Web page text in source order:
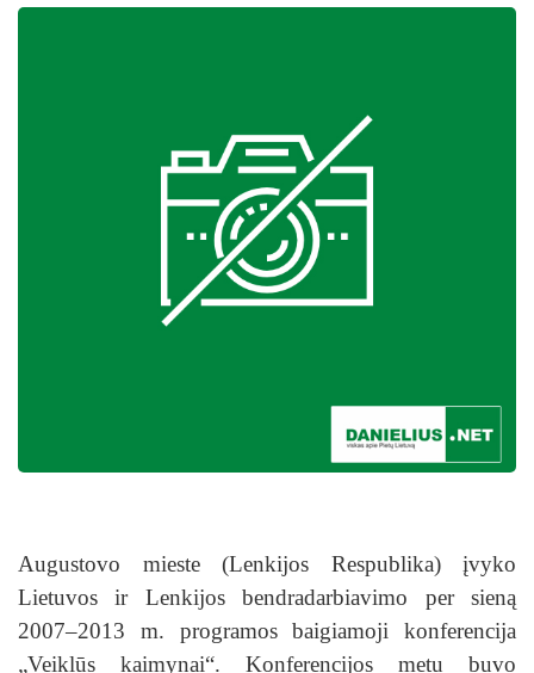
Augustovo mieste (Lenkijos Respublika) įvyko
Lietuvos ir Lenkijos bendradarbiavimo per sieną
2007–2013 m. programos baigiamoji konferencija
„Veiklūs kaimynai“. Konferencijos metu buvo